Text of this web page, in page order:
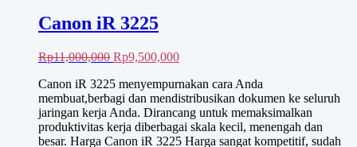
Canon iR 3225
Rp11,000,000 Harga
adalah:
Rp11,000,000.
Rp9,500,000Harga
ini
adalah:
Rp9,500,000.
Canon iR 3225 menyempurnakan cara Anda
membuat,berbagi dan mendistribusikan dokumen ke seluruh
jaringan kerja Anda. Dirancang untuk memaksimalkan
produktivitas kerja diberbagai skala kecil, menengah dan
besar. Harga Canon iR 3225 Harga sangat kompetitif, sudah